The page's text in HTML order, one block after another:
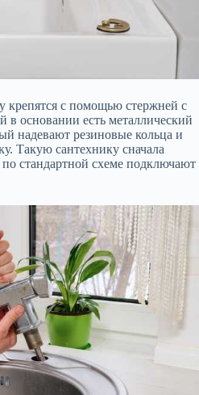
крепятся с помощью стержней с
в основании есть металлический
надевают резиновые кольца и
Такую сантехнику сначала
стандартной схеме подключают